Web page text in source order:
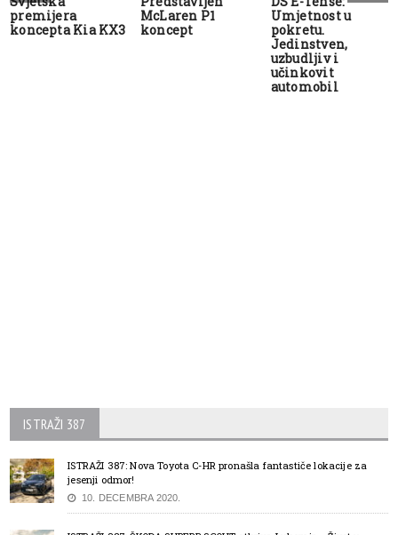
premijera
koncepta Kia KX3
McLaren P1
koncept
Umjetnost u
pokretu.
Jedinstven,
uzbudljiv i
učinkovit
automobil
ISTRAŽI 387
ISTRAŽI 387: Nova Toyota C-HR pronašla fantastiče lokacije za
jesenji odmor!
10. DECEMBRA 2020.